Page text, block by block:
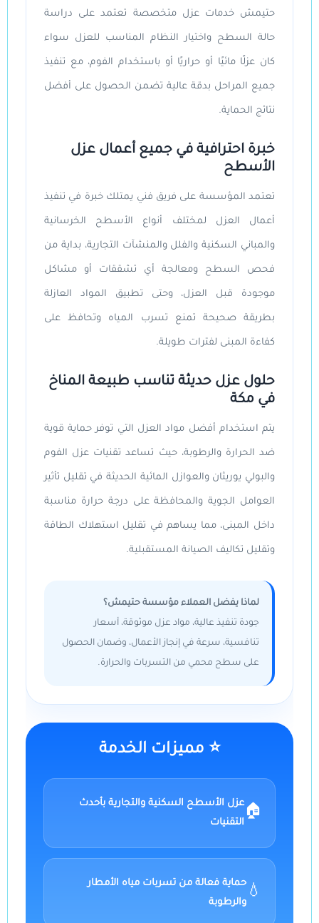
حتيمش خدمات عزل متخصصة تعتمد على دراسة
حالة السطح واختيار النظام المناسب للعزل سواء
كان عزلًا مائيًا أو حراريًا أو باستخدام الفوم، مع تنفيذ
جميع المراحل بدقة عالية تضمن الحصول على أفضل
نتائج الحماية.
خبرة احترافية في جميع أعمال عزل
الأسطح
تعتمد المؤسسة على فريق فني يمتلك خبرة في تنفيذ
أعمال العزل لمختلف أنواع الأسطح الخرسانية
والمباني السكنية والفلل والمنشآت التجارية، بداية من
فحص السطح ومعالجة أي تشققات أو مشاكل
موجودة قبل العزل، وحتى تطبيق المواد العازلة
بطريقة صحيحة تمنع تسرب المياه وتحافظ على
كفاءة المبنى لفترات طويلة.
حلول عزل حديثة تناسب طبيعة المناخ
في مكة
يتم استخدام أفضل مواد العزل التي توفر حماية قوية
ضد الحرارة والرطوبة، حيث تساعد تقنيات عزل الفوم
والبولي يوريثان والعوازل المائية الحديثة في تقليل تأثير
العوامل الجوية والمحافظة على درجة حرارة مناسبة
داخل المبنى، مما يساهم في تقليل استهلاك الطاقة
وتقليل تكاليف الصيانة المستقبلية.
لماذا يفضل العملاء مؤسسة حتيمش؟
جودة تنفيذ عالية، مواد عزل موثوقة، أسعار
تنافسية، سرعة في إنجاز الأعمال، وضمان الحصول
على سطح محمي من التسربات والحرارة.
⭐ مميزات الخدمة
🏠
عزل الأسطح السكنية والتجارية بأحدث
التقنيات
💧
حماية فعالة من تسربات مياه الأمطار
والرطوبة